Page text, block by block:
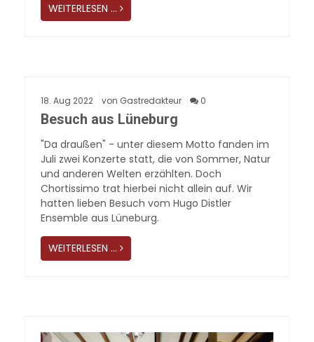
WEITERLESEN …
18. Aug 2022 von Gastredakteur 0
Besuch aus Lüneburg
"Da draußen" - unter diesem Motto fanden im
Juli zwei Konzerte statt, die von Sommer, Natur
und anderen Welten erzählten. Doch
Chortissimo trat hierbei nicht allein auf. Wir
hatten lieben Besuch vom Hugo Distler
Ensemble aus Lüneburg.
WEITERLESEN …